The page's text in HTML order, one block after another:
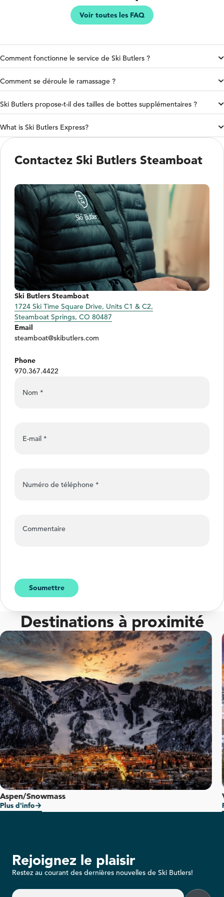
Voir toutes les FAQ
Comment fonctionne le service de Ski Butlers ?
Comment se déroule le ramassage ?
Ski Butlers propose-t-il des tailles de bottes supplémentaires ?
What is Ski Butlers Express?
Contactez Ski Butlers Steamboat
Ski Butlers Steamboat
1724 Ski Time Square Drive, Units C1 & C2,
Steamboat Springs, CO 80487
Email
steamboat@skibutlers.com
Phone
970.367.4422
Nom *
E-mail *
Numéro de téléphone *
Commentaire
Soumettre
Destinations à proximité
Aspen/Snowmass
Plus d'info
Rejoignez le plaisir
Restez au courant des dernières nouvelles de Ski Butlers!